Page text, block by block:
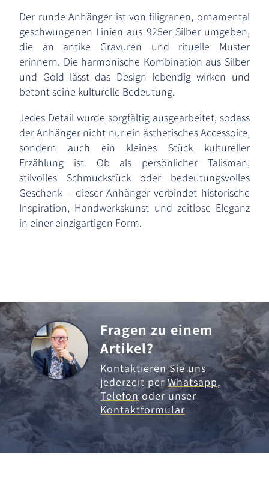
Der runde Anhänger ist von filigranen, ornamental
geschwungenen Linien aus 925er Silber umgeben,
die an antike Gravuren und rituelle Muster
erinnern. Die harmonische Kombination aus Silber
und Gold lässt das Design lebendig wirken und
betont seine kulturelle Bedeutung.
Jedes Detail wurde sorgfältig ausgearbeitet, sodass
der Anhänger nicht nur ein ästhetisches Accessoire,
sondern auch ein kleines Stück kultureller
Erzählung ist. Ob als persönlicher Talisman,
stilvolles Schmuckstück oder bedeutungsvolles
Geschenk – dieser Anhänger verbindet historische
Inspiration, Handwerkskunst und zeitlose Eleganz
in einer einzigartigen Form.
Fragen zu einem
Artikel?
Kontaktieren Sie uns
jederzeit perWhatsapp,
Telefonoder unser
Kontaktformular